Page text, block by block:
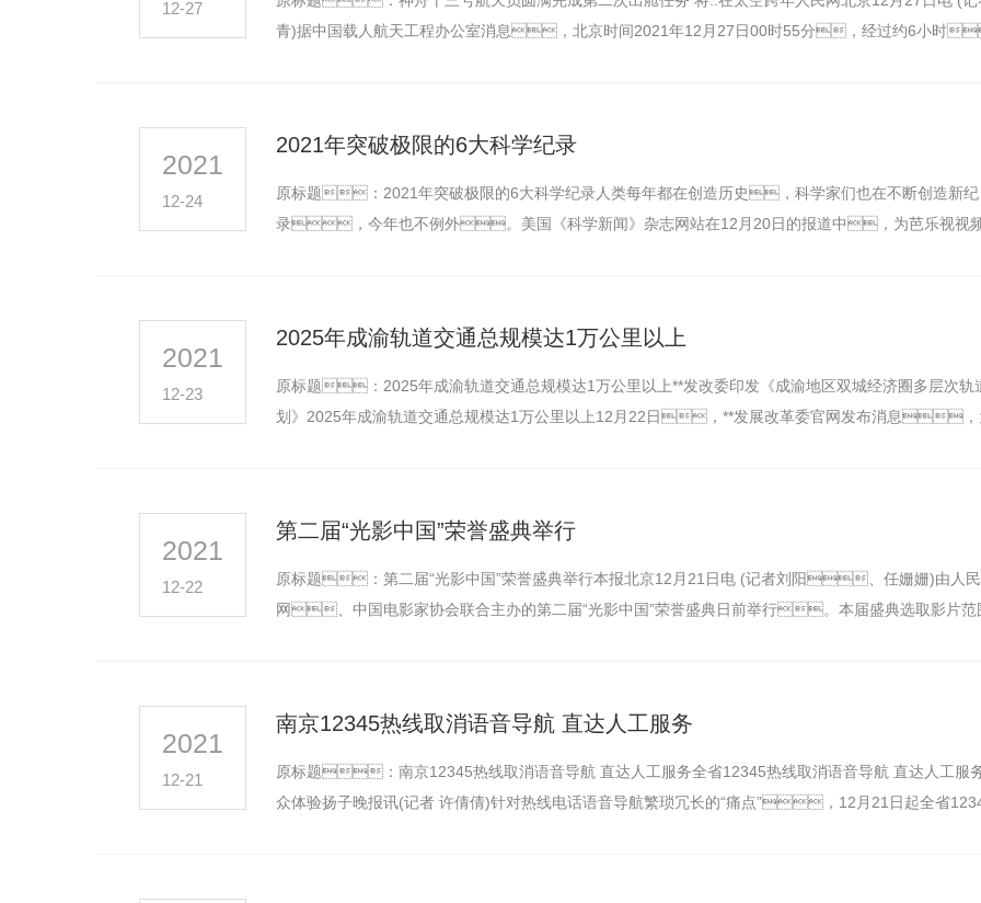
12-27
青)据中国载人航天工程办公室消息，北京时间2021年12月27日00时55分，经过约6小时
2021
12-24
2021年突破极限的6大科学纪录
原标题：2021年突破极限的6大科学纪录人类每年都在创造历史，科学家们也在不断创造新纪
录，今年也不例外。美国《科学新闻》杂志网站在12月20日的报道中，为芭乐视视频
2021
12-23
2025年成渝轨道交通总规模达1万公里以上
原标题：2025年成渝轨道交通总规模达1万公里以上**发改委印发《成渝地区双城经济圈多层次轨
划》2025年成渝轨道交通总规模达1万公里以上12月22日，**发展改革委官网发布消息，
2021
12-22
第二届“光影中国”荣誉盛典举行
原标题：第二届“光影中国”荣誉盛典举行本报北京12月21日电 (记者刘阳、任姗姗)由人民
网、中国电影家协会联合主办的第二届“光影中国”荣誉盛典日前举行。本届盛典选取影片范
2021
12-21
南京12345热线取消语音导航 直达人工服务
原标题：南京12345热线取消语音导航 直达人工服务全省12345热线取消语音导航 直达人工服
众体验扬子晚报讯(记者 许倩倩)针对热线电话语音导航繁琐冗长的“痛点”，12月21日起全省